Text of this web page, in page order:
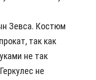
Зевса. Костюм
так как
не так
не